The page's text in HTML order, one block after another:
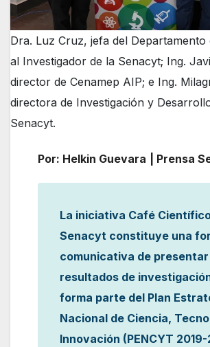
Dra. Luz Cruz, jefa del Departamento
al Investigador de la Senacyt; Ing.
director de Cenamep AIP; e Ing.
directora de Investigación y
Senacyt.
Por: Helkin Guevara | Prensa
La iniciativa Café
Senacyt constituye una
comunicativa de presentar
resultados de
forma parte del Plan
Nacional de Ciencia,
Innovación (PENCYT